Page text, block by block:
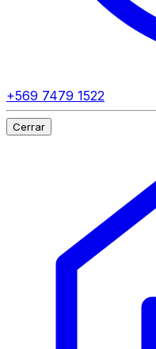
+569 7479 1522
Cerrar